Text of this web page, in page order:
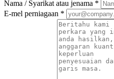
Nama / Syarikat atau jenama *
E-mel perniagaan *